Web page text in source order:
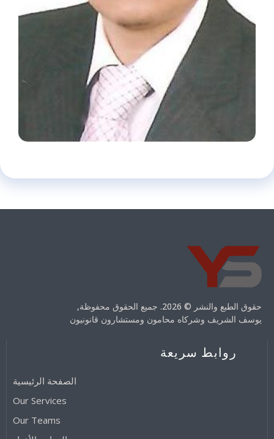
حقوق الطبع والنشر © 2026. جميع الحقوق محفوظة,
يوسف الشريف وشركاه محامون ومستشارون قانونيون
روابط سريعة
الصفحة الرئيسية
Our Services
Our Teams